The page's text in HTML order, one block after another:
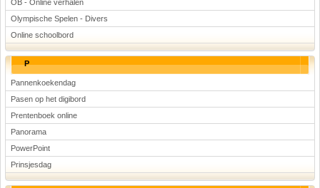
OB - Online verhalen
Olympische Spelen - Divers
Online schoolbord
P
Pannenkoekendag
Pasen op het digibord
Prentenboek online
Panorama
PowerPoint
Prinsjesdag